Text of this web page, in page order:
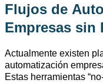
Flujos de
Empresas sin
Actualmente existen
automatización
Estas herramientas